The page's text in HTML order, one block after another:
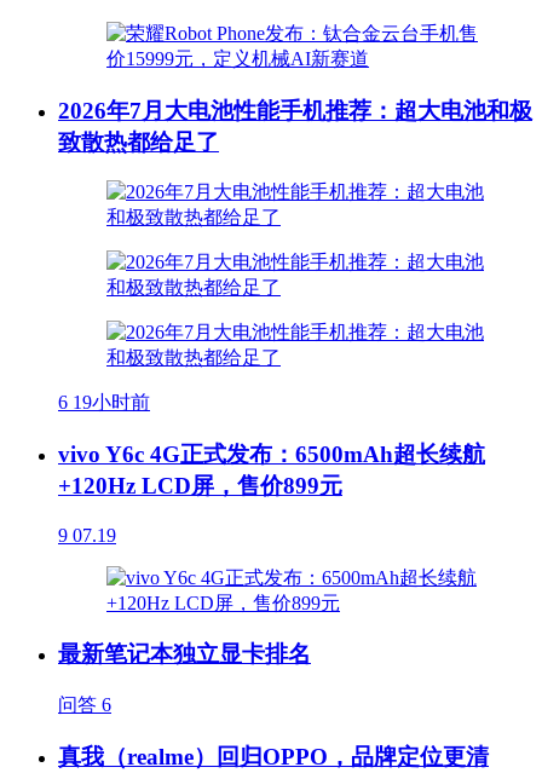
2026年7月大电池性能手机推荐：超大电池和极
致散热都给足了
6 19小时前
vivo Y6c 4G正式发布：6500mAh超长续航
+120Hz LCD屏，售价899元
9 07.19
最新笔记本独立显卡排名
问答 6
真我（realme）回归OPPO，品牌定位更清